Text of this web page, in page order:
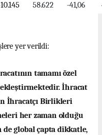
58.622 -41,06
yer verildi:
tamamı özel
İhracat
İhracatçı Birlikleri
her zaman olduğu
global çapta dikkatle,